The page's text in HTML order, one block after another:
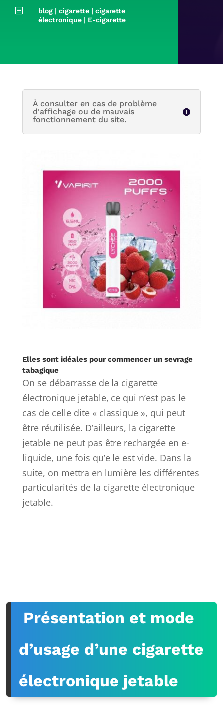
b blog |cigarette |cigarette
électronique | E-cigarette
À consulter en cas de problème
d'affichage ou de mauvais
fonctionnement du site.
Elles sont idéales pour commencer un sevrage
tabagique
On se débarrasse de la cigarette
électronique jetable, ce qui n’est pas le
cas de celle dite « classique », qui peut
être réutilisée. D’ailleurs, la cigarette
jetable ne peut pas être rechargée en e-
liquide, une fois qu’elle est vide. Dans la
suite, on mettra en lumière les différentes
particularités de la cigarette électronique
jetable.
Présentation et mode
d’usage d’une cigarette
électronique jetable